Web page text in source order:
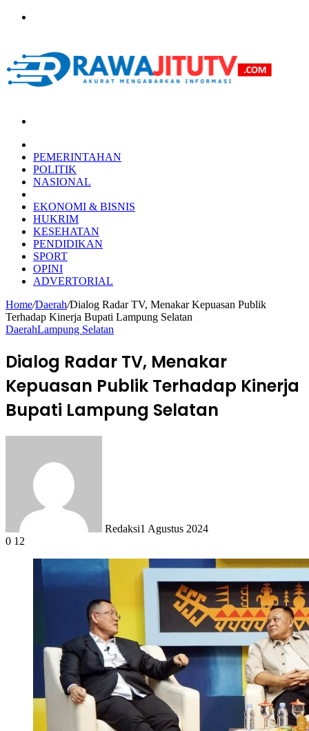
PEMERINTAHAN
POLITIK
NASIONAL
EKONOMI & BISNIS
HUKRIM
KESEHATAN
PENDIDIKAN
SPORT
OPINI
ADVERTORIAL
Home/Daerah/Dialog Radar TV, Menakar Kepuasan Publik
Terhadap Kinerja Bupati Lampung Selatan
DaerahLampung Selatan
Dialog Radar TV, Menakar
Kepuasan Publik Terhadap Kinerja
Bupati Lampung Selatan
Redaksi1 Agustus 2024
0 12